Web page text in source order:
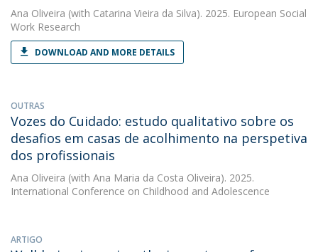
Ana Oliveira (with Catarina Vieira da Silva). 2025. European Social
Work Research
DOWNLOAD AND MORE DETAILS
OUTRAS
Vozes do Cuidado: estudo qualitativo sobre os
desafios em casas de acolhimento na perspetiva
dos profissionais
Ana Oliveira (with Ana Maria da Costa Oliveira). 2025.
International Conference on Childhood and Adolescence
ARTIGO